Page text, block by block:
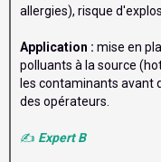
allergies), risque
Application : mise en
polluants à la source
les contaminants avant
des opérateurs.
✍️ Expert B